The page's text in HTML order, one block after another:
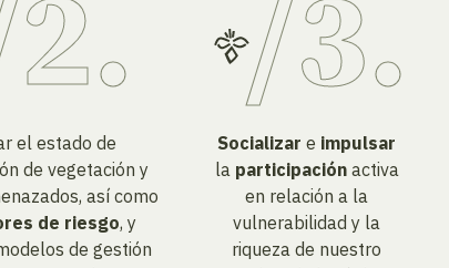
el estado de
de vegetación y
así como
de riesgo, y
de gestión
Socializar e impulsar
la participaciónactiva
en relación a la
vulnerabilidad y la
riqueza de nuestro